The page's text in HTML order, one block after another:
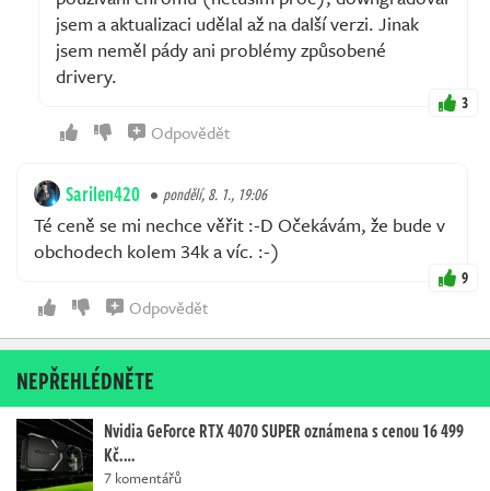
jsem a aktualizaci udělal až na další verzi. Jinak
jsem neměl pády ani problémy způsobené
drivery.
3
Odpovědět
Sarilen420 pondělí, 8. 1., 19:06
Té ceně se mi nechce věřit :-D Očekávám, že bude v
obchodech kolem 34k a víc. :-)
9
Odpovědět
NEPŘEHLÉDNĚTE
Nvidia GeForce RTX 4070 SUPER oznámena s cenou 16 499
Kč.…
7 komentářů